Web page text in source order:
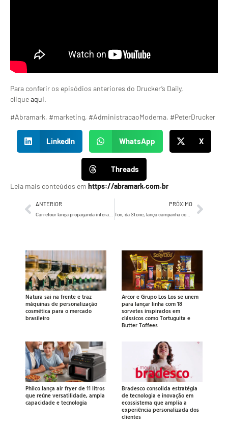
Para conferir os episódios anteriores do Drucker’s Daily,
cliqueaqui.
#Abramark, #marketing, #AdministracaoModerna, #PeterDrucker
LinkedIn WhatsApp X
Threads
Leia mais conteúdos em https://abramark.com.br
ANTERIOR PRÓXIMO
Ton, da Stone, lança campanha com sorteio de R＄ 1 milhão de reais
Natura sai na frente e traz
máquinas de personalização
cosmética para o mercado
brasileiro
Arcor e Grupo Los Los se unem
para lançar linha com 18
sorvetes inspirados em
clássicos como Tortuguita e
Butter Toffees
Philco lança air fryer de 11 litros
que reúne versatilidade, ampla
capacidade e tecnologia
Bradesco consolida estratégia
de tecnologia e inovação em
ecossistema que amplia a
experiência personalizada dos
clientes